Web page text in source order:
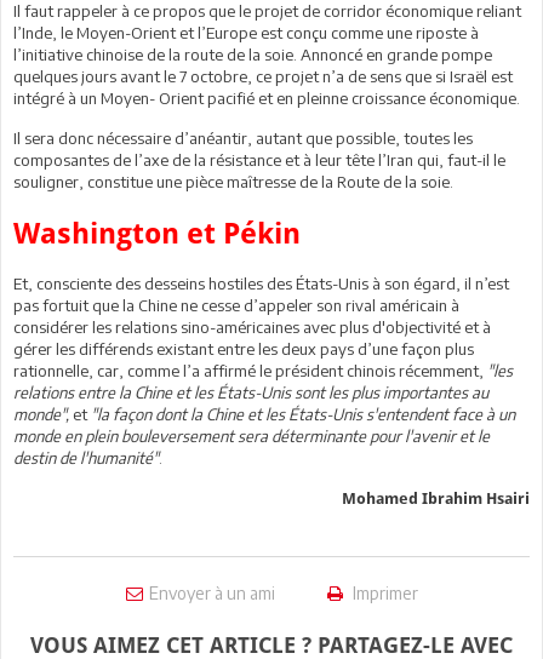
Il faut rappeler à ce propos que le projet de corridor économique reliant
l’Inde, le Moyen-Orient et l’Europe est conçu comme une riposte à
l’initiative chinoise de la route de la soie. Annoncé en grande pompe
quelques jours avant le 7 octobre, ce projet n’a de sens que si Israël est
intégré à un Moyen- Orient pacifié et en pleinne croissance économique.
Il sera donc nécessaire d’anéantir, autant que possible, toutes les
composantes de l’axe de la résistance et à leur tête l’Iran qui, faut-il le
souligner, constitue une pièce maîtresse de la Route de la soie.
Washington et Pékin
Et, consciente des desseins hostiles des États-Unis à son égard, il n’est
pas fortuit que la Chine ne cesse d’appeler son rival américain à
considérer les relations sino-américaines avec plus d'objectivité et à
gérer les différends existant entre les deux pays d’une façon plus
rationnelle, car, comme l’a affirmé le président chinois récemment, "les
relations entre la Chine et les États-Unis sont les plus importantes au
monde", et "la façon dont la Chine et les États-Unis s'entendent face à un
monde en plein bouleversement sera déterminante pour l'avenir et le
destin de l'humanité".
Mohamed Ibrahim Hsairi
Envoyer à un ami Imprimer
VOUS AIMEZ CET ARTICLE ? PARTAGEZ-LE AVEC